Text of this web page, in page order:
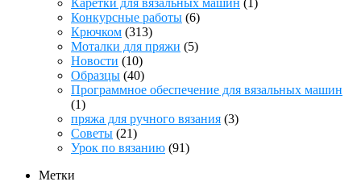
Конкурсные работы (6)
Крючком (313)
Моталки для пряжи (5)
Новости (10)
Образцы (40)
Программное обеспечение для вязальных машин
(1)
пряжа для ручного вязания (3)
Советы (21)
Урок по вязанию (91)
Метки